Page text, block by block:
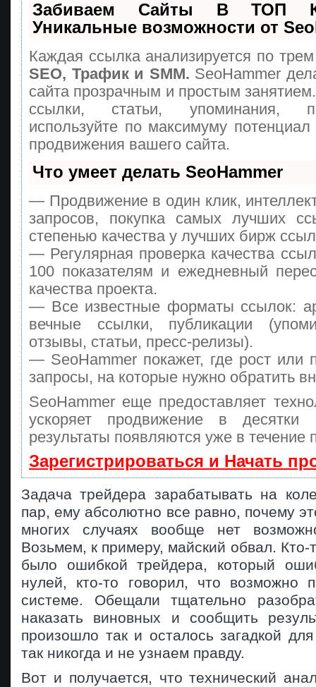
Забиваем Сайты В ТОП
Уникальные возможности от
Каждая ссылка анализируется по
SEO, Трафик и SMM. SeoHammer
сайта прозрачным и простым
ссылки, статьи, упоминания,
используйте по максимуму
продвижения вашего сайта.
Что умеет делать SeoHammer
— Продвижение в один клик,
запросов, покупка самых лучших
степенью качества у лучших бирж
— Регулярная проверка качества
100 показателям и ежедневный
качества проекта.
— Все известные форматы ссылок:
вечные ссылки, публикации
отзывы, статьи, пресс-релизы).
— SeoHammer покажет, где рост или
запросы, на которые нужно обратить
SeoHammer еще предоставляет
ускоряет продвижение в
результаты появляются уже в течение
Зарегистрироваться и Начать
Задача трейдера зарабатывать на
пар, ему абсолютно все равно, почему
многих случаях вообще нет
Возьмем, к примеру, майский обвал. Кто-
было ошибкой трейдера, который
нулей, кто-то говорил, что возможно
системе. Обещали тщательно
наказать виновных и сообщить
произошло так и осталось загадкой
так никогда и не узнаем правду.
Вот и получается, что технический